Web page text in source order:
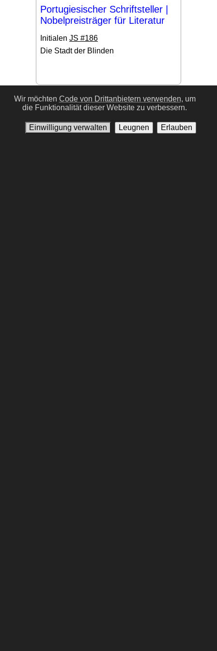
Portugiesischer Schriftsteller |
Nobelpreisträger für Literatur
Initialen JS #186
Die Stadt der Blinden
#17
Wir möchten Code von Drittanbietern verwenden, um
die Funktionalität dieser Website zu verbessern.
Einwilligung verwalten Leugnen Erlauben